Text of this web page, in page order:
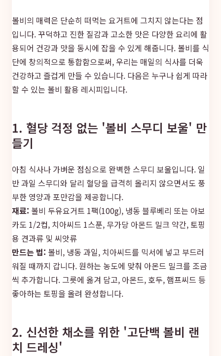
볼비의 매력은 단순히 떠먹는 요거트에 그치지 않는다는 점
입니다. 꾸덕하고 진한 질감과 고소한 맛은 다양한 요리에 활
용되어 건강과 맛을 동시에 잡을 수 있게 해줍니다. 볼비를 식
단에 창의적으로 통합함으로써, 우리는 매일의 식사를 더욱
건강하고 즐겁게 만들 수 있습니다. 다음은 누구나 쉽게 따라
할 수 있는 볼비 활용 레시피입니다.
1. 혈당 걱정 없는 '볼비 스무디 보울' 만
들기
아침 식사나 가벼운 점심으로 완벽한 스무디 보울입니다. 일
반 과일 스무디와 달리 혈당을 급격히 올리지 않으면서도 풍
부한 영양과 포만감을 제공합니다.
재료: 볼비 두유요거트 1팩(100g), 냉동 블루베리 또는 아보
카도 1/2컵, 치아씨드 1스푼, 무가당 아몬드 밀크 약간, 토핑
용 견과류 및 씨앗류
만드는 법: 볼비, 냉동 과일, 치아씨드를 믹서에 넣고 부드러
워질 때까지 갑니다. 원하는 농도에 맞춰 아몬드 밀크를 조금
씩 추가합니다. 그릇에 옮겨 담고, 아몬드, 호두, 햄프씨드 등
좋아하는 토핑을 올려 완성합니다.
2. 신선한 채소를 위한 '고단백 볼비 랜
치 드레싱'